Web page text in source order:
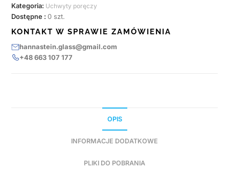
Kategoria: Uchwyty poręczy
Dostępne :0 szt.
KONTAKT W SPRAWIE ZAMÓWIENIA
hannastein.glass@gmail.com
+48 663 107 177
OPIS
INFORMACJE DODATKOWE
PLIKI DO POBRANIA